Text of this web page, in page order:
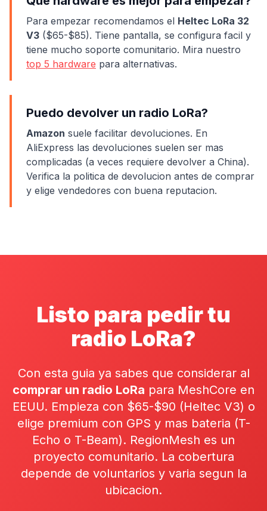
Para empezar recomendamos el Heltec LoRa 32
V3 ($65-$85). Tiene pantalla, se configura facil y
tiene mucho soporte comunitario. Mira nuestro
top 5 hardware para alternativas.
Puedo devolver un radio LoRa?
Amazon suele facilitar devoluciones. En
AliExpress las devoluciones suelen ser mas
complicadas (a veces requiere devolver a China).
Verifica la politica de devolucion antes de comprar
y elige vendedores con buena reputacion.
Listo para pedir tu
radio LoRa?
Con esta guia ya sabes que considerar al
comprar un radio LoRa para MeshCore en
EEUU. Empieza con $65-$90 (Heltec V3) o
elige premium con GPS y mas bateria (T-
Echo o T-Beam). RegionMesh es un
proyecto comunitario. La cobertura
depende de voluntarios y varia segun la
ubicacion.